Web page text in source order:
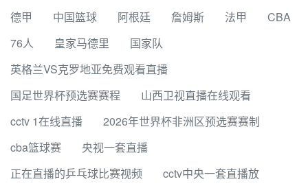
德甲
中国篮球 阿根廷 詹姆斯 法甲
CBA
76人
皇家马德里
国家队
英格兰VS克罗地亚免费观看直播
国足世界杯预选赛赛程
山西卫视直播在线观看
cctv 1在线直播
2026年世界杯非洲区预选赛赛制
cba篮球赛
央视一套直播
正在直播的乒乓球比赛视频
cctv中央一套直播放